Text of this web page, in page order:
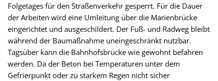
Folgetages für den Straßenverkehr gesperrt. Für die Dauer
der Arbeiten wird eine Umleitung über die Marienbrücke
eingerichtet und ausgeschildert. Der Fuß- und Radweg bleibt
während der Baumaßnahme uneingeschränkt nutzbar.
Tagsüber kann die Bahnhofsbrücke wie gewohnt befahren
werden. Da der Beton bei Temperaturen unter dem
Gefrierpunkt oder zu starkem Regen nicht sicher